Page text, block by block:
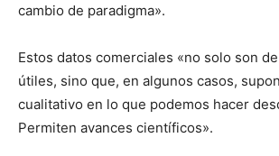
cambio de paradigma».
Estos datos comerciales «no solo son
útiles, sino que, en algunos casos,
cualitativo en lo que podemos hacer
Permiten avances científicos».